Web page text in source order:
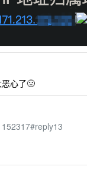
心了🤢